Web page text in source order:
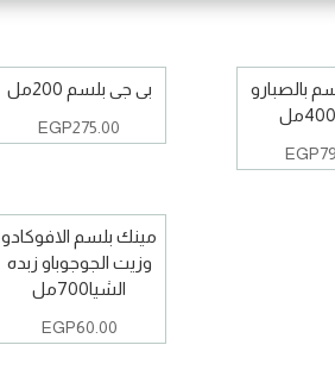
بالصبارو
EGP
بى جى بلسم 200مل
EGP275.00
مينك بلسم الافوكادو
وزيت الجوجوباو زبده
الشيا700مل
EGP60.00